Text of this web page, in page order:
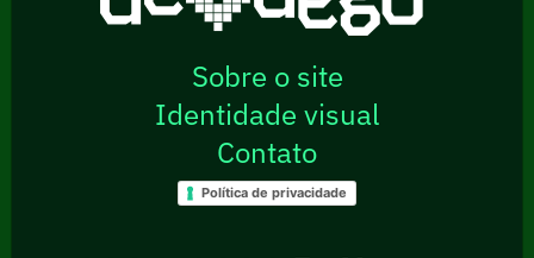
Sobre o site
Identidade visual
Contato
Política de privacidade